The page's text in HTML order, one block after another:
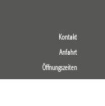
Kontakt
Anfahrt
Öffnungszeiten